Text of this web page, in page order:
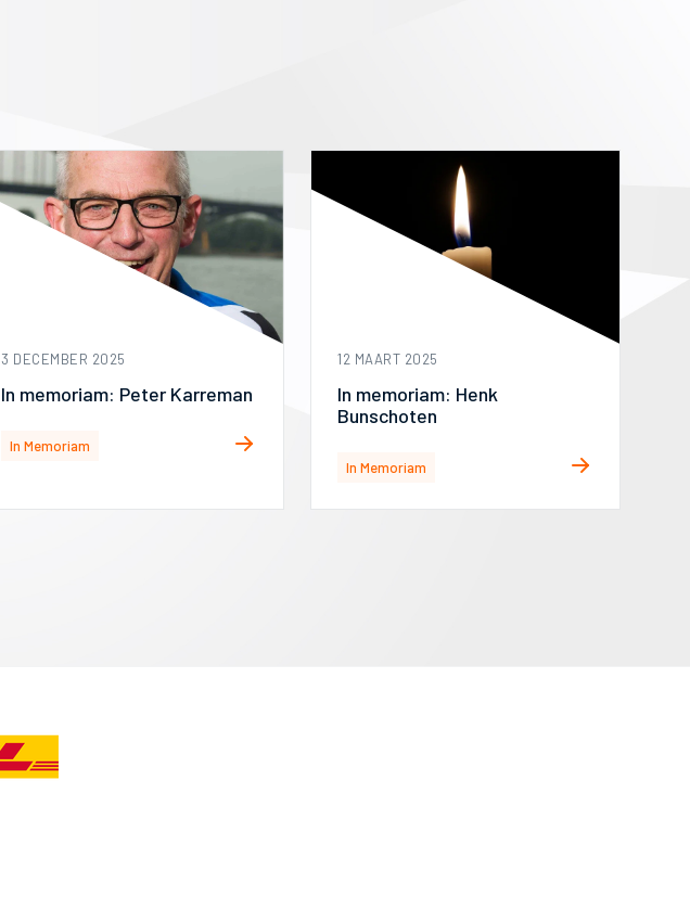
3 DECEMBER 2025
In memoriam: Peter Karreman
In Memoriam
12 MAART 2025
In memoriam: Henk
Bunschoten
In Memoriam